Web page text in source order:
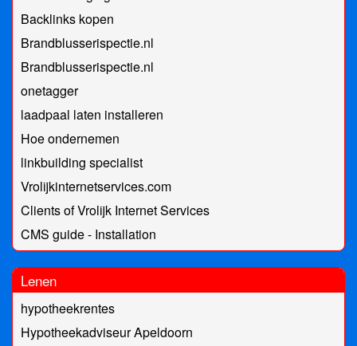
Backlinks kopen
Brandblusserispectie.nl
Brandblusserispectie.nl
onetagger
laadpaal laten installeren
Hoe ondernemen
linkbuilding specialist
Vrolijkinternetservices.com
Clients of Vrolijk Internet Services
CMS guide - Installation
Lenen
hypotheekrentes
Hypotheekadviseur Apeldoorn